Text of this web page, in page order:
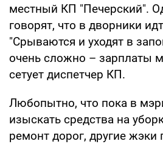
местный КП "Печерский".
говорят, что в дворники
"Срываются и уходят в
очень сложно – зарплаты
сетует диспетчер КП.
Любопытно, что пока в
изыскать средства на
ремонт дорог, другие жэки